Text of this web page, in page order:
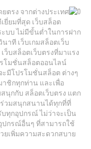
ตรง จากต่างประเทศ
ยี่ยมที่สุด เว็บสล็อต
บบ ไม่มีขั้นต่ำในการฝาก
นาที เว็บเกมสล็อตเว็บ
เว็บสล็อตเว็บตรงที่มาแรง
โมชั่นสล็อตออนไลน์
ะมีโปรโมชั่นสล็อต ต่างๆ
าชิกทุกท่าน และเพื่อ
นุกกับ สล็อตเว็บตรง แตก
วมสนุกสนานได้ทุกที่ที่
บทุกอุปกรณ์ ไม่ว่าจะเป็น
ปกรณ์อื่นๆ ที่สามารถใช้
ยเพิ่มความสะดวกสบาย